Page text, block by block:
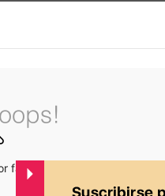
favor inténtalo de nuevo.